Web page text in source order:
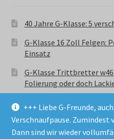
+++ Liebe G-Freunde,
Verschnaufpause. Zumindest
Dann sind wir wieder
40 Jahre G-Klasse: 5
G-Klasse 16 Zoll Felgen:
Einsatz
G-Klasse Trittbretter
Folierung oder doch